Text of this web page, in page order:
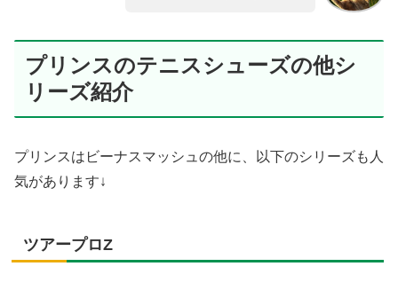
プリンスのテニスシューズの他シ
リーズ紹介
プリンスはビーナスマッシュの他に、以下のシリーズも人
気があります↓
ツアープロZ